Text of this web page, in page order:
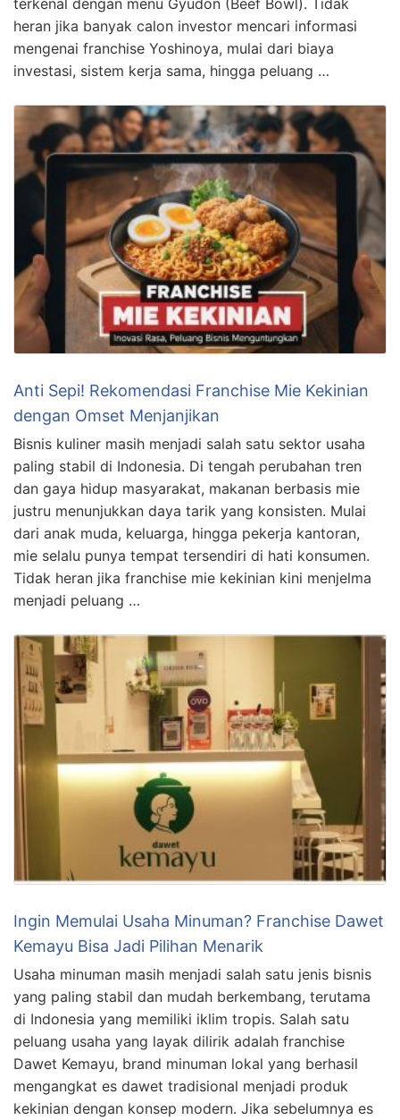
terkenal dengan menu Gyudon (Beef Bowl). Tidak
heran jika banyak calon investor mencari informasi
mengenai franchise Yoshinoya, mulai dari biaya
investasi, sistem kerja sama, hingga peluang …
Anti Sepi! Rekomendasi Franchise Mie Kekinian
dengan Omset Menjanjikan
Bisnis kuliner masih menjadi salah satu sektor usaha
paling stabil di Indonesia. Di tengah perubahan tren
dan gaya hidup masyarakat, makanan berbasis mie
justru menunjukkan daya tarik yang konsisten. Mulai
dari anak muda, keluarga, hingga pekerja kantoran,
mie selalu punya tempat tersendiri di hati konsumen.
Tidak heran jika franchise mie kekinian kini menjelma
menjadi peluang …
Ingin Memulai Usaha Minuman? Franchise Dawet
Kemayu Bisa Jadi Pilihan Menarik
Usaha minuman masih menjadi salah satu jenis bisnis
yang paling stabil dan mudah berkembang, terutama
di Indonesia yang memiliki iklim tropis. Salah satu
peluang usaha yang layak dilirik adalah franchise
Dawet Kemayu, brand minuman lokal yang berhasil
mengangkat es dawet tradisional menjadi produk
kekinian dengan konsep modern. Jika sebelumnya es